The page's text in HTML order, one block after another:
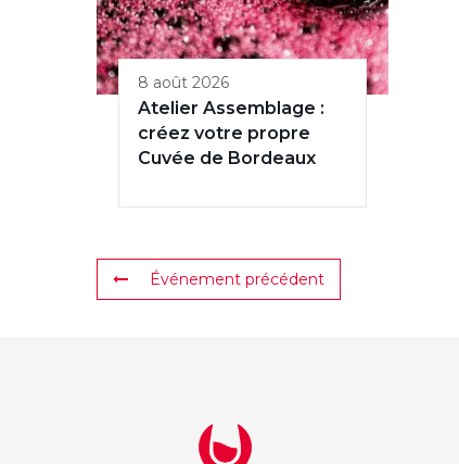
8 août 2026
Atelier Assemblage :
créez votre propre
Cuvée de Bordeaux
Événement précédent